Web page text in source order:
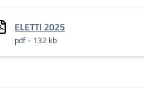
ELETTI 2025
pdf - 132 kb